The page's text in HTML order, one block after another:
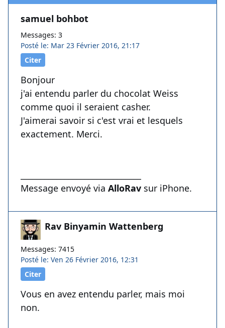
samuel bohbot
Messages: 3
Posté le: Mar 23 Février 2016, 21:17
Citer
Bonjour
j'ai entendu parler du chocolat Weiss
comme quoi il seraient casher.
J'aimerai savoir si c'est vrai et lesquels
exactement. Merci.
Message envoyé via AlloRav sur iPhone.
Rav Binyamin Wattenberg
Messages: 7415
Posté le: Ven 26 Février 2016, 12:31
Citer
Vous en avez entendu parler, mais moi
non.